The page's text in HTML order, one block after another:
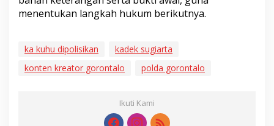
menentukan langkah hukum berikutnya.
ka kuhu dipolisikan
kadek sugiarta
konten kreator gorontalo
polda gorontalo
Ikuti Kami